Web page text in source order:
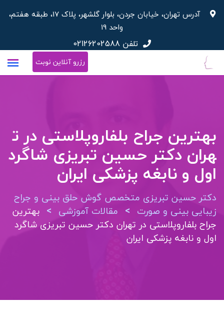
آدرس تهران، خیابان جردن، بلوار گلشهر، پلاک 17، طبقه هفتم،
واحد 19
تلفن 02126202588
رزرو آنلاین نوبت
بهترین جراح بلفاروپلاستی در ت
هران دکتر حسین تبریزی شاگرد
اول و نابغه پزشکی ایران
دکتر حسین تبریزی متخصص گوش حلق بینی و جراح
زیبایی بینی و صورت > مقالات آموزشی > بهترین
جراح بلفاروپلاستی در تهران دکتر حسین تبریزی شاگرد
اول و نابغه پزشکی ایران